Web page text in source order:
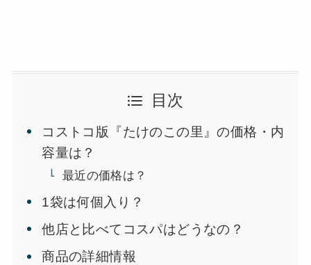
目次
コストコ版『たけのこの里』の価格・内
容量は？
最近の価格は？
1袋は何個入り？
他店と比べてコスパはどうなの？
商品の詳細情報